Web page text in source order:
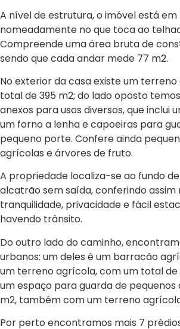
A nível de estrutura, o imóvel está
nomeadamente no que toca ao
Compreende uma área bruta de
sendo que cada andar mede 77 m2.
No exterior da casa existe um
total de 395 m2; do lado oposto
anexos para usos diversos, que inclui
um forno a lenha e capoeiras para
pequeno porte. Confere ainda
agrícolas e árvores de fruto.
A propriedade localiza-se ao fundo
alcatrão sem saída, conferindo assim
tranquilidade, privacidade e fácil
havendo trânsito.
Do outro lado do caminho,
urbanos: um deles é um barracão
um terreno agrícola, com um total de
um espaço para guarda de pequenos
m2, também com um terreno
Por perto encontramos mais 7